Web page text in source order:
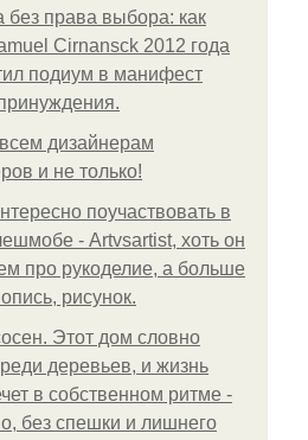
без права выбора: как
Cirnansck 2012 года
подиум в манифест
дизайнерам
и не только!
поучаствовать в
- Artvsartist, хоть он
про рукоделие, а больше
рисунок.
Этот дом словно
деревьев, и жизнь
в собственном ритме -
без спешки и лишнего